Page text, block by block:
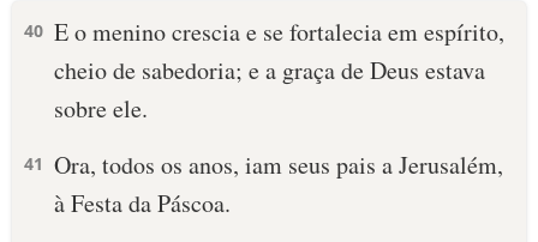
40 E o menino crescia e se fortalecia em espírito,
cheio de sabedoria; e a graça de Deus estava
sobre ele.
41 Ora, todos os anos, iam seus pais a Jerusalém,
à Festa da Páscoa.